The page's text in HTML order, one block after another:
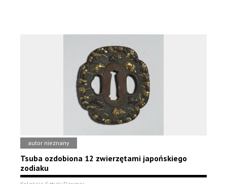
autor nieznany
Tsuba ozdobiona 12 zwierzętami japońskiego
zodiaku